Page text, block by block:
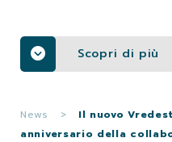
Scopri di più
News >
Il nuovo
anniversario della